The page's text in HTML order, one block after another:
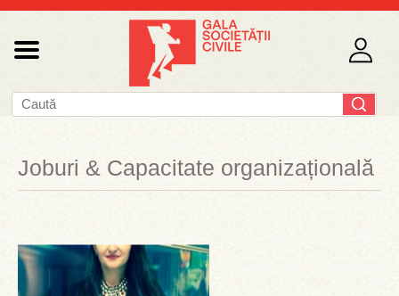
Joburi & Capacitate organizațională